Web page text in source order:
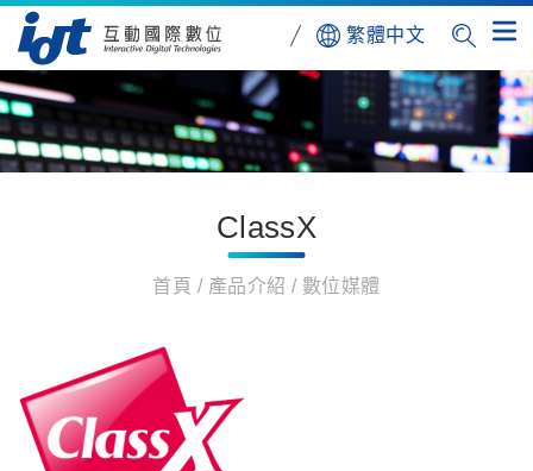
繁體中文
ClassX
首頁 產品介紹 數位媒體